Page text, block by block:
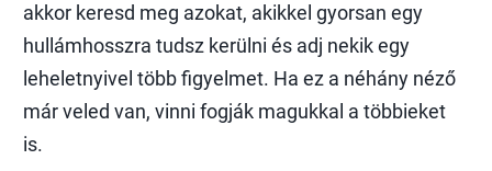
akkor keresd meg azokat, akikkel gyorsan egy
hullámhosszra tudsz kerülni és adj nekik egy
leheletnyivel több figyelmet. Ha ez a néhány néző
már veled van, vinni fogják magukkal a többieket
is.